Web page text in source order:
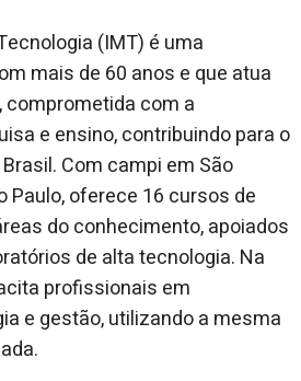
(IMT) é uma
mais de 60 anos e que atua
com a
e ensino, contribuindo para o
Com campi em São
Paulo, oferece 16 cursos de
do conhecimento, apoiados
de alta tecnologia. Na
profissionais em
e gestão, utilizando a mesma